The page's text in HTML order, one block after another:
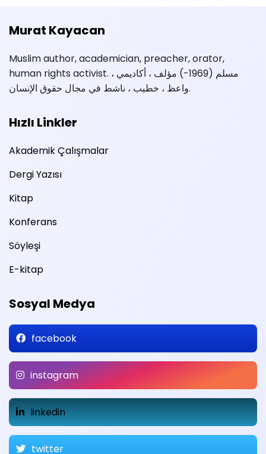
Murat Kayacan
Muslim author, academician, preacher, orator,
human rights activist. مسلم (1969-) مؤلف ، أكاديمي ،
واعظ ، خطيب ، ناشط في مجال حقوق الإنسان.
Hızlı Linkler
Akademik Çalışmalar
Dergi Yazısı
Kitap
Konferans
Söyleşi
E-kitap
Sosyal Medya
facebook
instagram
linkedin
twitter